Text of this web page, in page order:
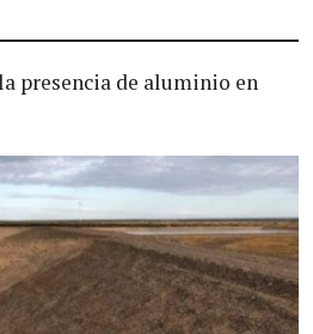
presencia de aluminio en